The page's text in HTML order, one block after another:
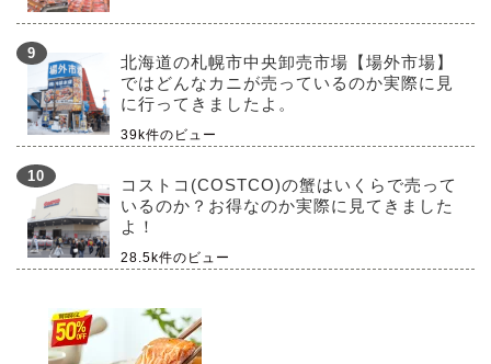
北海道の札幌市中央卸売市場【場外市場】
ではどんなカニが売っているのか実際に見
に行ってきましたよ。
39k件のビュー
コストコ(COSTCO)の蟹はいくらで売って
いるのか？お得なのか実際に見てきました
よ！
28.5k件のビュー